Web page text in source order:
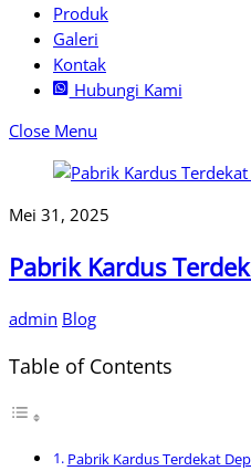
Produk
Galeri
Kontak
Hubungi Kami
Close Menu
Mei 31, 2025
Pabrik Kardus
admin Blog
Table of Contents
Pabrik Kardus Terdekat